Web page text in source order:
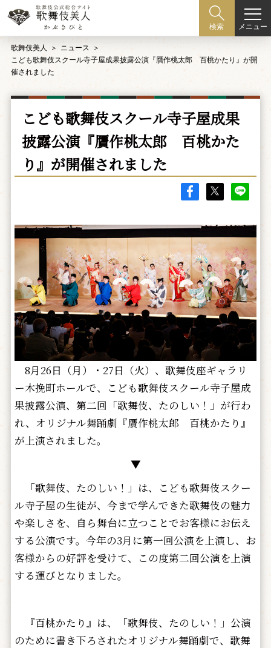
検索 メニュー
歌舞伎美人
ニュース
こども歌舞伎スクール寺子屋成果披露公演『贋作桃太郎 百桃かたり』が開
催されました
こども歌舞伎スクール寺子屋成果
披露公演『贋作桃太郎 百桃かた
り』が開催されました
8月26日（月）・27日（火）、歌舞伎座ギャラリ
ー木挽町ホールで、こども歌舞伎スクール寺子屋成
果披露公演、第二回「歌舞伎、たのしい！」が行わ
れ、オリジナル舞踊劇『贋作桃太郎 百桃かたり』
が上演されました。
▼
「歌舞伎、たのしい！」は、こども歌舞伎スクー
ル寺子屋の生徒が、今まで学んできた歌舞伎の魅力
や楽しさを、自ら舞台に立つことでお客様にお伝え
する公演です。今年の3月に第一回公演を上演し、お
客様からの好評を受けて、この度第二回公演を上演
する運びとなりました。
『百桃かたり』は、「歌舞伎、たのしい！」公演
のために書き下ろされたオリジナル舞踊劇で、歌舞